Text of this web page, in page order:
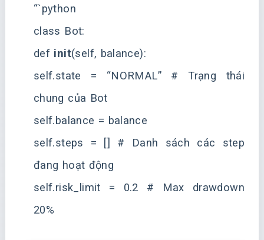
“`python
class Bot:
def init(self, balance):
self.state = “NORMAL” # Trạng thái
chung của Bot
self.balance = balance
self.steps = [] # Danh sách các step
đang hoạt động
self.risk_limit = 0.2 # Max drawdown
20%